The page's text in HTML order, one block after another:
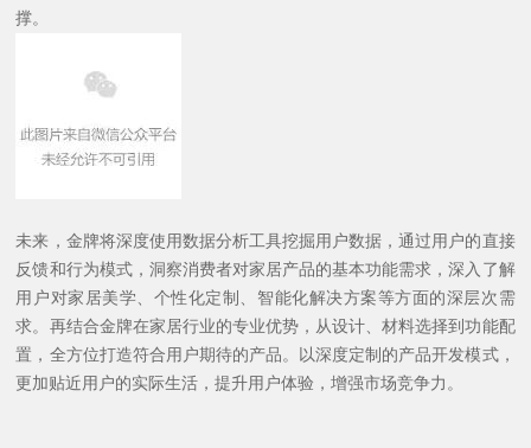
撑。
未来，金牌将深度使用数据分析工具挖掘用户数据，通过用户的直接
反馈和行为模式，洞察消费者对家居产品的基本功能需求，深入了解
用户对家居美学、个性化定制、智能化解决方案等方面的深层次需
求。再结合金牌在家居行业的专业优势，从设计、材料选择到功能配
置，全方位打造符合用户期待的产品。以深度定制的产品开发模式，
更加贴近用户的实际生活，提升用户体验，增强市场竞争力。